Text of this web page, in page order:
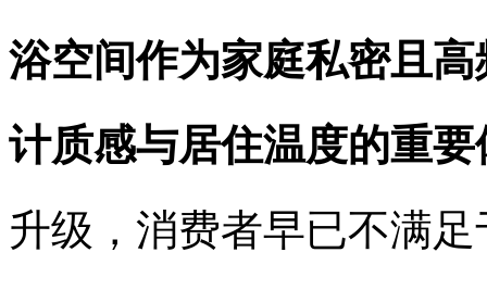
浴空间作为家庭私密且
计质感与居住温度的重要
升级，消费者早已不满